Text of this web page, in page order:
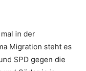
in der
Migration steht es
SPD gegen die